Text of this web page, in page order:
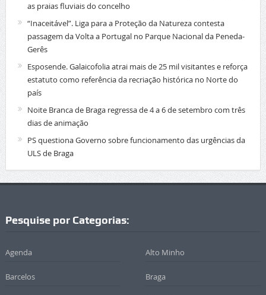
as praias fluviais do concelho
“Inaceitável”. Liga para a Proteção da Natureza contesta
passagem da Volta a Portugal no Parque Nacional da Peneda-
Gerês
Esposende. Galaicofolia atrai mais de 25 mil visitantes e reforça
estatuto como referência da recriação histórica no Norte do
país
Noite Branca de Braga regressa de 4 a 6 de setembro com três
dias de animação
PS questiona Governo sobre funcionamento das urgências da
ULS de Braga
Pesquise por Categorias:
Agenda Alto Minho
Barcelos Braga